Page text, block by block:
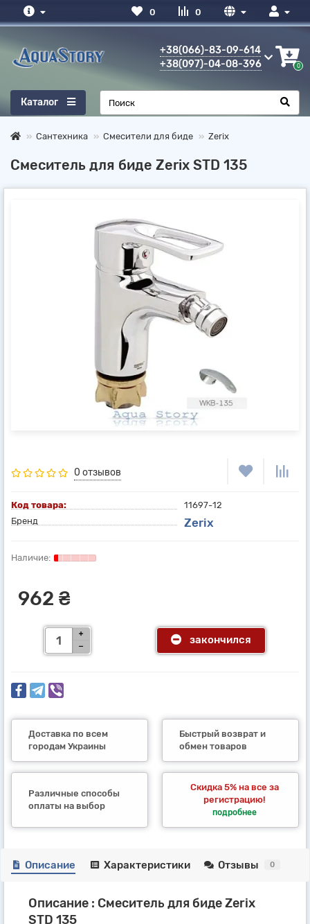
0
0
+38(066)-83-09-614
+38(097)-04-08-396
0
Каталог
Сантехника Смесители для биде Zerix
Смеситель для биде Zerix STD 135
0 отзывов
Код товара:
11697-12
Бренд
Zerix
962 ₴
закончился
Доставка по всем
городам Украины
Быстрый возврат и
обмен товаров
Различные способы
оплаты на выбор
Скидка 5% на все за
регистрацию!
подробнее
Описание Характеристики Отзывы 0
Описание : Смеситель для биде Zerix
STD 135